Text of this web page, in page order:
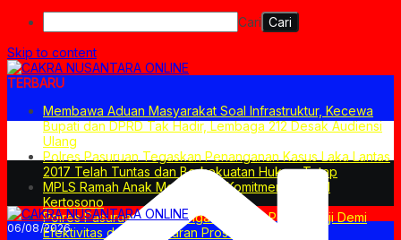
Cari
Skip to content
TERBARU
Membawa Aduan Masyarakat Soal Infrastruktur, Kecewa
Bupati dan DPRD Tak Hadir, Lembaga 212 Desak Audiensi
Ulang
Polres Pasuruan Tegaskan Penanganan Kasus Laka Lantas
2017 Telah Tuntas dan Berkekuatan Hukum Tetap
MPLS Ramah Anak Merupakan Komitmen SMPN 1
Kertosono
Polres Pasuruan Mutasi Tiga Penyidik Polsek Beji Demi
Efektivitas dan Kelancaran Proses Penyidikan
06/08/2026